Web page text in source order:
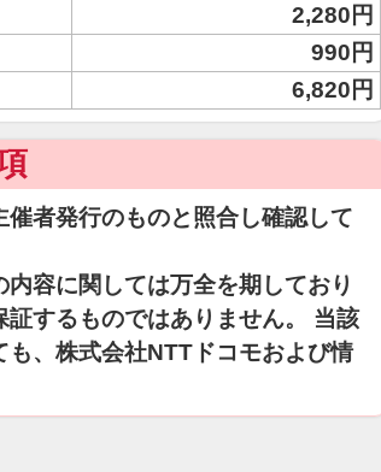
2,280円
990円
6,820円
者発行のものと照合し確認して
容に関しては万全を期しており
するものではありません。 当該
、株式会社NTTドコモおよび情